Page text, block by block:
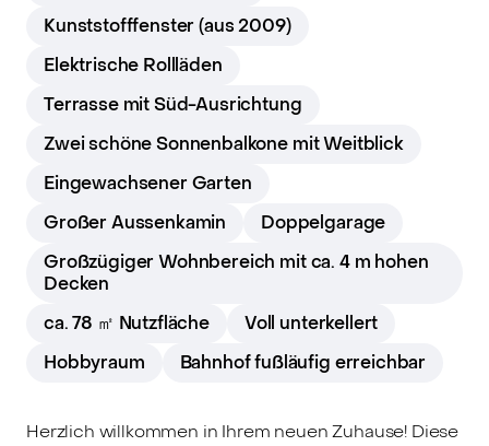
Kunststofffenster (aus 2009)
Elektrische Rollläden
Terrasse mit Süd-Ausrichtung
Zwei schöne Sonnenbalkone mit Weitblick
Eingewachsener Garten
Großer Aussenkamin
Doppelgarage
Großzügiger Wohnbereich mit ca. 4 m hohen
Decken
ca. 78 ㎡ Nutzfläche
Voll unterkellert
Hobbyraum
Bahnhof fußläufig erreichbar
Herzlich willkommen in Ihrem neuen Zuhause! Diese